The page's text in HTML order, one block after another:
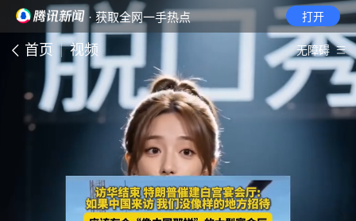
· 获取全网一手热点 打开
首页 视频 无障碍